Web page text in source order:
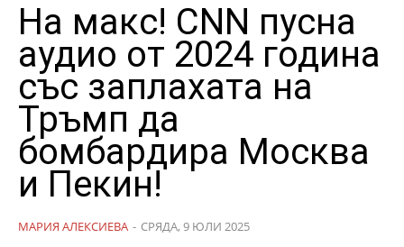
На макс! CNN пусна
аудио от 2024 година
със заплахата на
Тръмп да
бомбардира Москва
и Пекин!
МАРИЯ АЛЕКСИЕВА - СРЯДА, 9 ЮЛИ 2025